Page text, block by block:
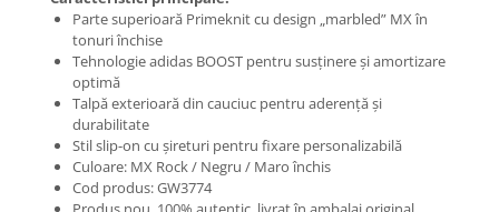
Parte superioară Primeknit cu design „marbled” MX în
tonuri închise
Tehnologie adidas BOOST pentru susținere și amortizare
optimă
Talpă exterioară din cauciuc pentru aderență și
durabilitate
Stil slip-on cu șireturi pentru fixare personalizabilă
Culoare: MX Rock / Negru / Maro închis
Cod produs: GW3774